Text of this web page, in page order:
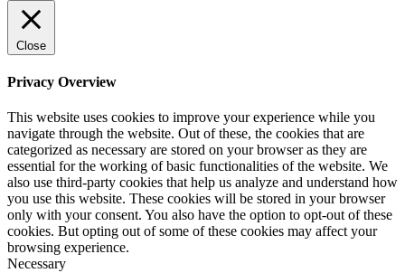
Close
Privacy Overview
This website uses cookies to improve your experience while you
navigate through the website. Out of these, the cookies that are
categorized as necessary are stored on your browser as they are
essential for the working of basic functionalities of the website. We
also use third-party cookies that help us analyze and understand how
you use this website. These cookies will be stored in your browser
only with your consent. You also have the option to opt-out of these
cookies. But opting out of some of these cookies may affect your
browsing experience.
Necessary